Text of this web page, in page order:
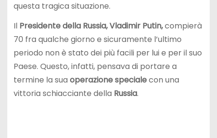
questa tragica situazione.
Il Presidente della Russia, Vladimir Putin,compierà
70 fra qualche giorno e sicuramente l’ultimo
periodo non è stato dei più facili per lui e per il suo
Paese. Questo, infatti, pensava di portare a
termine la sua operazione specialecon una
vittoria schiacciante della Russia.